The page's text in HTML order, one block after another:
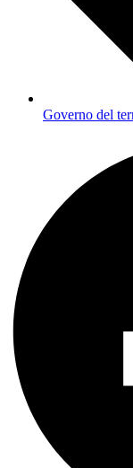
Governo del